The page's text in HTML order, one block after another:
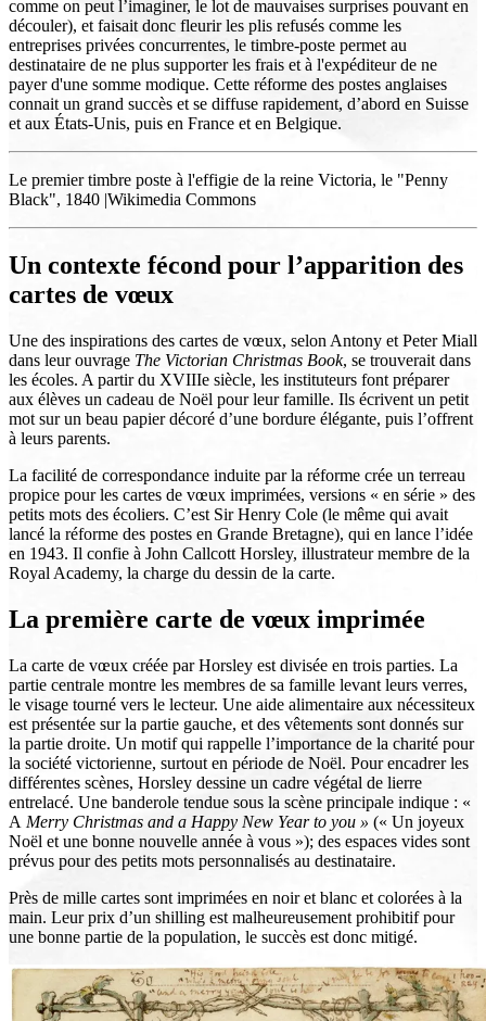
comme on peut l’imaginer, le lot de mauvaises surprises pouvant en
découler), et faisait donc fleurir les plis refusés comme les
entreprises privées concurrentes, le timbre-poste permet au
destinataire de ne plus supporter les frais et à l'expéditeur de ne
payer d'une somme modique. Cette réforme des postes anglaises
connait un grand succès et se diffuse rapidement, d’abord en Suisse
et aux États-Unis, puis en France et en Belgique.
Le premier timbre poste à l'effigie de la reine Victoria, le "Penny
Black", 1840 |Wikimedia Commons
Un contexte fécond pour l’apparition des
cartes de vœux
Une des inspirations des cartes de vœux, selon Antony et Peter Miall
dans leur ouvrage The Victorian Christmas Book, se trouverait dans
les écoles. A partir du XVIIIe siècle, les instituteurs font préparer
aux élèves un cadeau de Noël pour leur famille. Ils écrivent un petit
mot sur un beau papier décoré d’une bordure élégante, puis l’offrent
à leurs parents.
La facilité de correspondance induite par la réforme crée un terreau
propice pour les cartes de vœux imprimées, versions « en série » des
petits mots des écoliers. C’est Sir Henry Cole (le même qui avait
lancé la réforme des postes en Grande Bretagne), qui en lance l’idée
en 1943. Il confie à John Callcott Horsley, illustrateur membre de la
Royal Academy, la charge du dessin de la carte.
La première carte de vœux imprimée
La carte de vœux créée par Horsley est divisée en trois parties. La
partie centrale montre les membres de sa famille levant leurs verres,
le visage tourné vers le lecteur. Une aide alimentaire aux nécessiteux
est présentée sur la partie gauche, et des vêtements sont donnés sur
la partie droite. Un motif qui rappelle l’importance de la charité pour
la société victorienne, surtout en période de Noël. Pour encadrer les
différentes scènes, Horsley dessine un cadre végétal de lierre
entrelacé. Une banderole tendue sous la scène principale indique : «
A Merry Christmas and a Happy New Year to you » (« Un joyeux
Noël et une bonne nouvelle année à vous »); des espaces vides sont
prévus pour des petits mots personnalisés au destinataire.
Près de mille cartes sont imprimées en noir et blanc et colorées à la
main. Leur prix d’un shilling est malheureusement prohibitif pour
une bonne partie de la population, le succès est donc mitigé.